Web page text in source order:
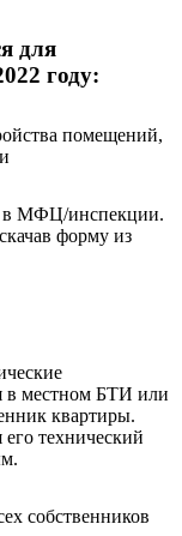
для
году:
помещений,
в МФЦ/инспекции.
форму из
в местном БТИ или
квартиры.
технический
собственников